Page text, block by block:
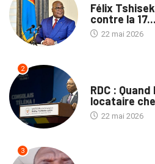
Félix
contre la 17...
22 mai 2026
2
RDC :
locataire
22 mai 2026
3